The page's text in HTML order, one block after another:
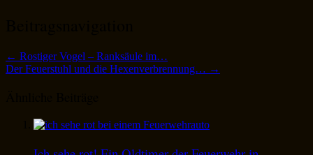
← Rostiger Vogel – Ranksäule im…
Der Feuerstuhl und die Hexenverbrennung… →